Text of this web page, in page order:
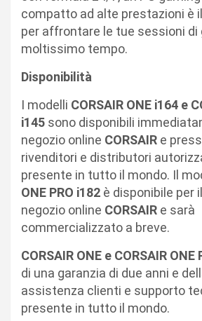
compatto ad alte prestazioni è
per affrontare le tue sessioni di
moltissimo tempo.
Disponibilità
I modelli CORSAIR ONE i164 e
i145 sono disponibili
negozio online CORSAIR e
rivenditori e distributori
presente in tutto il mondo. Il
ONE PRO i182 è disponibile per
negozio online CORSAIR e sarà
commercializzato a breve.
CORSAIR ONE e CORSAIR ONE
di una garanzia di due anni e
assistenza clienti e supporto
presente in tutto il mondo.